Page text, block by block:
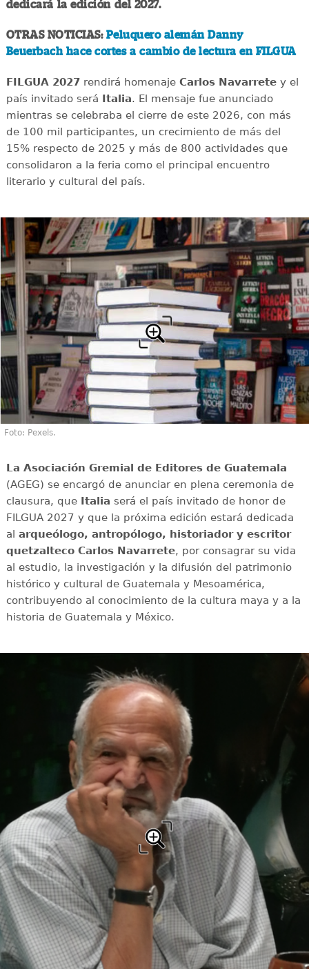
dedicará la edición del 2027.
OTRAS NOTICIAS: Peluquero alemán Danny
Beuerbach hace cortes a cambio de lectura en FILGUA
FILGUA 2027rendirá homenaje Carlos Navarretey el
país invitado será Italia. El mensaje fue anunciado
mientras se celebraba el cierre de este 2026, con más
de 100 mil participantes, un crecimiento de más del
15% respecto de 2025 y más de 800 actividades que
consolidaron a la feria como el principal encuentro
literario y cultural del país.
Foto: Pexels.
La Asociación Gremial de Editores de Guatemala
(AGEG) se encargó de anunciar en plena ceremonia de
clausura, queItalia será el país invitado de honor de
FILGUA 2027 y que la próxima edición estará dedicada
al arqueólogo, antropólogo, historiador y escritor
quetzalteco Carlos Navarrete, por consagrar su vida
al estudio, la investigación y la difusión del patrimonio
histórico y cultural de Guatemala y Mesoamérica,
contribuyendo al conocimiento de la cultura maya y a la
historia de Guatemala y México.